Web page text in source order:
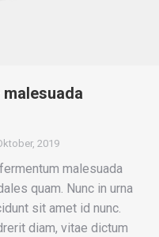
2019
malesuada
quam. Nunc in urna
sit amet id nunc.
diam, vitae dictum